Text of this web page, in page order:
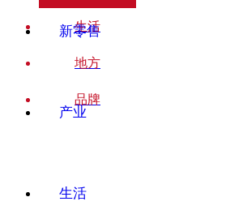
新零售
产业
生活
生活
地方
品牌